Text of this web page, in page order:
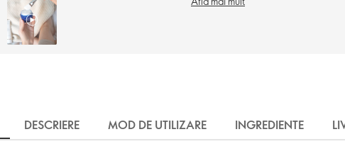
DESCRIERE MOD DE UTILIZARE INGREDIENTE